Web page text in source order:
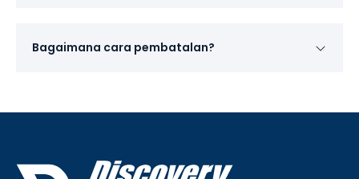
Bagaimana cara pembatalan?